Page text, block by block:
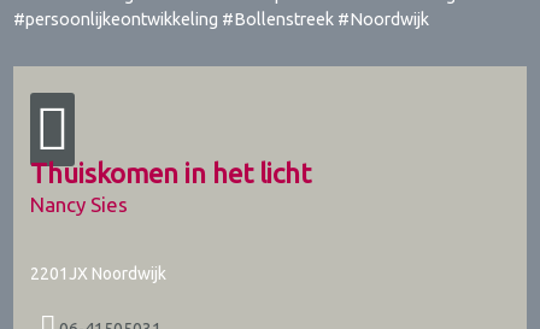
#persoonlijkeontwikkeling #Bollenstreek #Noordwijk
Thuiskomen in het licht
Nancy Sies
2201JX Noordwijk